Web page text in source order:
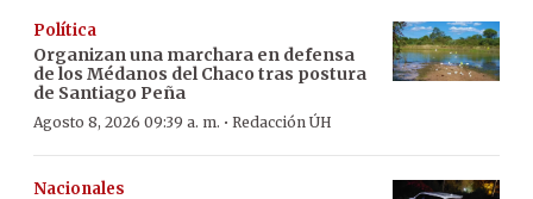
Política
Organizan una marchara en defensa
de los Médanos del Chaco tras postura
de Santiago Peña
Agosto 8, 2026 09:39 a. m. · Redacción ÚH
Nacionales